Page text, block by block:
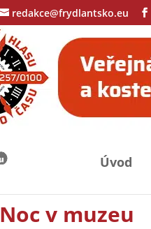
redakce@frydlantsko.eu
Úvod
Noc v muzeu